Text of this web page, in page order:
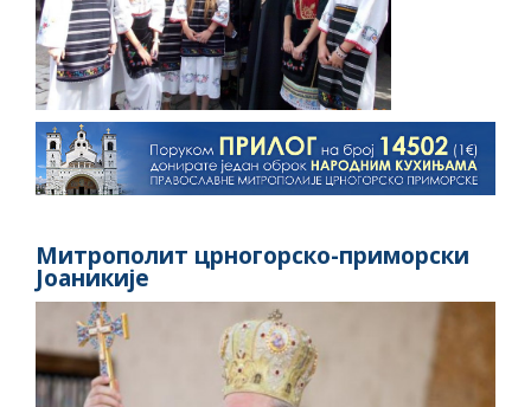
Митрополит црногорско-приморски
Јоаникије